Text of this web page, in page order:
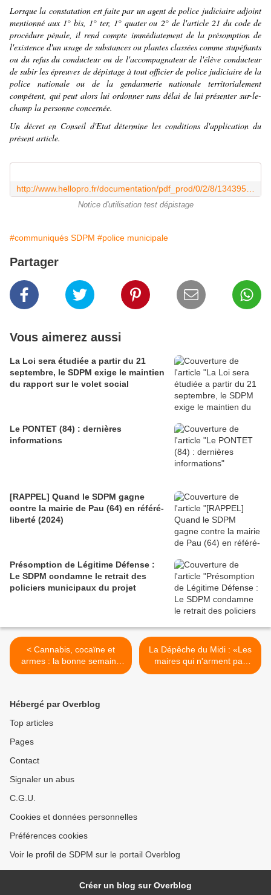
Lorsque la constatation est faite par un agent de police judiciaire adjoint
mentionné aux 1° bis, 1° ter, 1° quater ou2° de l'article 21 du code de
procédure pénale, il rend compte immédiatement de la présomption de
l'existence d'un usage de substances ou plantes classées comme stupéfiants
ou du refus du conducteur ou de l'accompagnateur de l'élève conducteur
de subir les épreuves de dépistage à tout officier de police judiciaire de la
police nationale ou de la gendarmerie nationale territorialement
compétent, qui peut alors lui ordonner sans délai de lui présenter sur-le-
champ la personne concernée.
Un décret en Conseil d'Etat détermine les conditions d'application du
présent article.
Notice d'utilisation test dépistage
#communiqués SDPM #police municipale
Partager
Vous aimerez aussi
La Loi sera étudiée a partir du 21
septembre, le SDPM exige le maintien
du rapport sur le volet social
Le PONTET (84) : dernières
informations
[RAPPEL] Quand le SDPM gagne
contre la mairie de Pau (64) en référé-
liberté (2024)
Présomption de Légitime Défense :
Le SDPM condamne le retrait des
policiers municipaux du projet
< Cannabis, cocaïne et
armes : la bonne semaine
de la police municipale
La Dépêche du Midi : «Les
maires qui n'arment pas
leur police sont
Hébergé par Overblog
Top articles
Pages
Contact
Signaler un abus
C.G.U.
Cookies et données personnelles
Préférences cookies
Voir le profil de SDPM sur le portail Overblog
Créer un blog sur Overblog